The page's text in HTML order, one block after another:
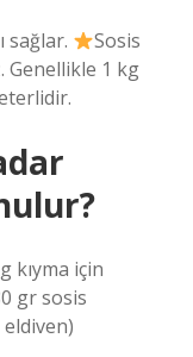
sağlar.
Sosis
Genellikle 1 kg
kıyma için
gr sosis
eldiven)